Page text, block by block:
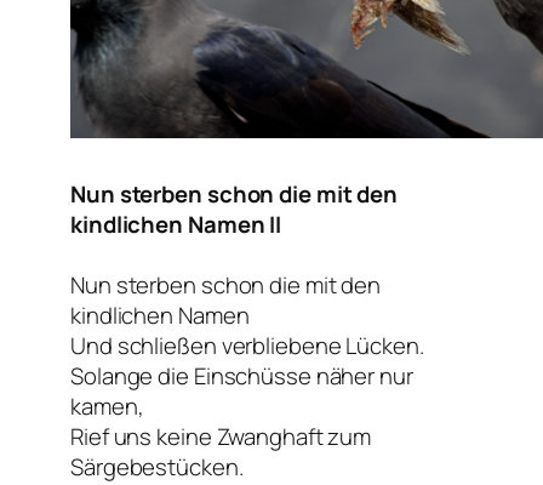
Nun sterben schon die mit den
kindlichen Namen II
Nun sterben schon die mit den
kindlichen Namen
Und schließen verbliebene Lücken.
Solange die Einschüsse näher nur
kamen,
Rief uns keine Zwanghaft zum
Särgebestücken.